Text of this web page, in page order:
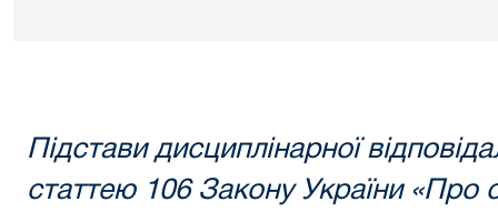
Підстави дисциплінарної
статтею 106 Закону України «Про